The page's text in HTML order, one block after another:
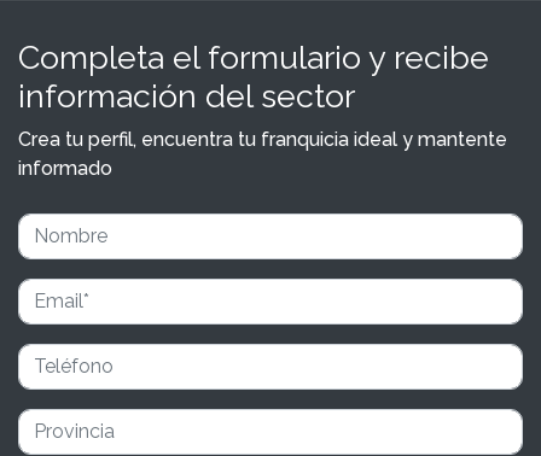
Completa el formulario y recibe
información del sector
Crea tu perfil, encuentra tu franquicia ideal y mantente
informado